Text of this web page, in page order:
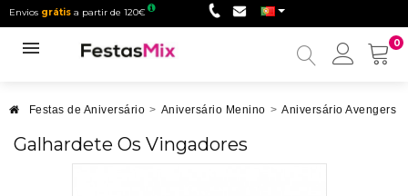
Envios grátis a partir de 120€
0
Minha
Festas de Aniversário > Aniversário Menino > Aniversário Avengers
Galhardete Os Vingadores